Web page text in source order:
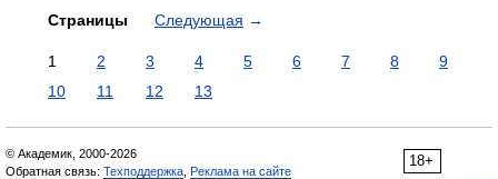
Страницы Следующая →
1 2 3 4 5 6 7 8
9
10
11 12 13
18+
© Академик, 2000-2026
Обратная связь: Техподдержка Реклама на сайте